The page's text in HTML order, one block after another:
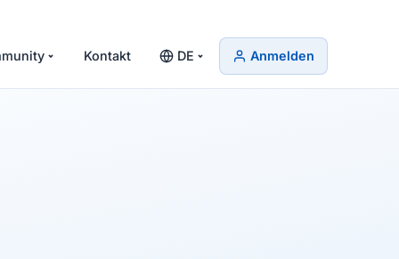
Kontakt DE Anmelden